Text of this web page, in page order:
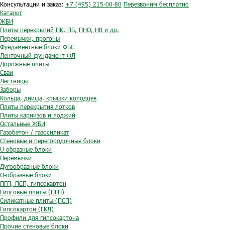
Консультации и заказ: +7 (495) 215-00-80 Перезвоним бесплатно
Каталог
ЖБИ
Плиты перекрытий ПК, ПБ, ПНО, НВ и др.
Перемычки, прогоны
Фундаментные блоки ФБС
Ленточный фундамент ФЛ
Дорожные плиты
Сваи
Лестницы
Заборы
Кольца, днища, крышки колодцев
Плиты перекрытия лотков
Плиты карнизов и лоджий
Остальные ЖБИ
Газобетон / газосиликат
Стеновые и перегородочные блоки
U-образные блоки
Перемычки
Дугообразные блоки
O-образные блоки
ПГП, ПСП, гипсокартон
Гипсовые плиты (ПГП)
Силикатные плиты (ПСП)
Гипсокартон (ГКЛ)
Профили для гипсокартона
Прочие стеновые блоки